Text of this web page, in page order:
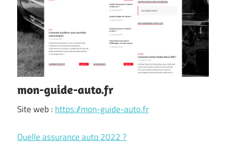
mon-guide-auto.fr
Site web : https://mon-guide-auto.fr
Quelle assurance auto 2022 ?